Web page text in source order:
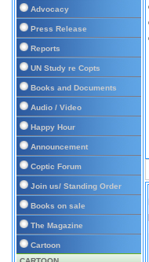
Advocacy
Press Release
Reports
UN Study re Copts
Books and Documents
Audio / Video
Happy Hour
Announcement
Coptic Forum
Join us/ Standing Order
Books on sale
The Magazine
Cartoon